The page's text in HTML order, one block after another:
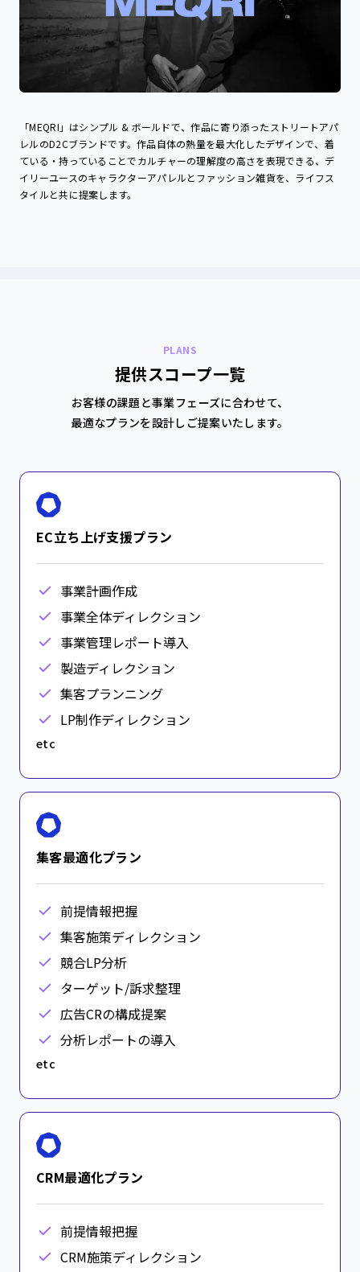
「MEQRI」はシンプル & ボールドで、作品に寄り添ったストリートアパ
レルのD2Cブランドです。作品自体の熱量を最大化したデザインで、着
ている・持っていることでカルチャーの理解度の高さを表現できる、デ
イリーユースのキャラクターアパレルとファッション雑貨を、ライフス
タイルと共に提案します。
PLANS
提供スコープ一覧
お客様の課題と事業フェーズに合わせて、
最適なプランを設計しご提案いたします。
EC立ち上げ支援プラン
事業計画作成
事業全体ディレクション
事業管理レポート導入
製造ディレクション
集客プランニング
LP制作ディレクション
etc
集客最適化プラン
前提情報把握
集客施策ディレクション
競合LP分析
ターゲット/訴求整理
広告CRの構成提案
分析レポートの導入
etc
CRM最適化プラン
前提情報把握
CRM施策ディレクション